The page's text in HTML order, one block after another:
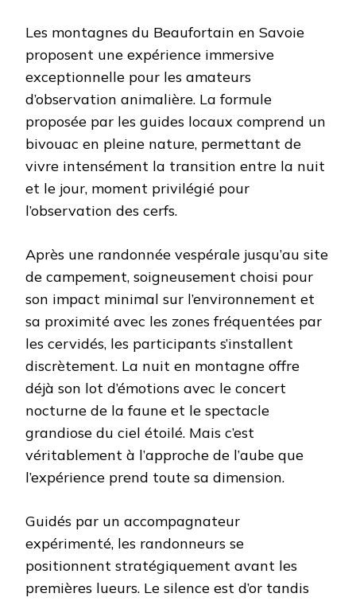
Les montagnes du Beaufortain en Savoie
proposent une expérience immersive
exceptionnelle pour les amateurs
d’observation animalière. La formule
proposée par les guides locaux comprend un
bivouac en pleine nature, permettant de
vivre intensément la transition entre la nuit
et le jour, moment privilégié pour
l’observation des cerfs.
Après une randonnée vespérale jusqu’au site
de campement, soigneusement choisi pour
son impact minimal sur l’environnement et
sa proximité avec les zones fréquentées par
les cervidés, les participants s’installent
discrètement. La nuit en montagne offre
déjà son lot d’émotions avec le concert
nocturne de la faune et le spectacle
grandiose du ciel étoilé. Mais c’est
véritablement à l’approche de l’aube que
l’expérience prend toute sa dimension.
Guidés par un accompagnateur
expérimenté, les randonneurs se
positionnent stratégiquement avant les
premières lueurs. Le silence est d’or tandis